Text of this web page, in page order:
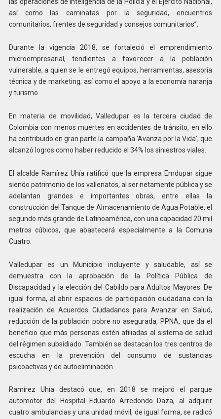
las operaciones de inteligencia de la Policía y el Ejército Nacional,
así como las caminatas por la seguridad, encuentros
comunitarios, frentes de seguridad y consejos comunitarios”.
Durante la vigencia 2018, se fortaleció el emprendimiento
microempresarial, tendientes a favorecer a la población
vulnerable, a quien se le entregó equipos, herramientas, asesoría
técnica y de marketing; así como el apoyo a la economía naranja
y turismo.
En materia de movilidad, Valledupar es la tercera ciudad de
Colombia con menos muertes en accidentes de tránsito, en ello
ha contribuido en gran parte la campaña 'Avanza por la Vida', que
alcanzó logros como haber reducido el 34% los siniestros viales.
El alcalde Ramírez Uhía ratificó que la empresa Emdupar sigue
siendo patrimonio de los vallenatos, al ser netamente pública y se
adelantan grandes e importantes obras, entre ellas la
construcción del Tanque de Almacenamiento de Agua Potable, el
segundo más grande de Latinoamérica, con una capacidad 20 mil
metros cúbicos, que abastecerá especialmente a la Comuna
Cuatro.
Valledupar es un Municipio incluyente y saludable, así se
demuestra con la aprobación de la Política Pública de
Discapacidad y la elección del Cabildo para Adultos Mayores. De
igual forma, al abrir espacios de participación ciudadana con la
realización de Acuerdos Ciudadanos para Avanzar en Salud,
reducción de la población pobre no asegurada, PPNA, que da el
beneficio que más personas estén afiliadas al sistema de salud
del régimen subsidiado. También se destacan los tres centros de
escucha en la prevención del consumo de sustancias
psicoactivas y de autoeliminación.
Ramírez Uhía destacó que, en 2018 se mejoró el parque
automotor del Hospital Eduardo Arredondo Daza, al adquirir
cuatro ambulancias y una unidad móvil, de igual forma, se radicó